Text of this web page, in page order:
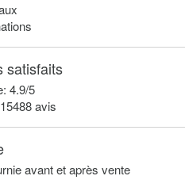
satisfaits
4.9/5
15488avis
avant et après vente